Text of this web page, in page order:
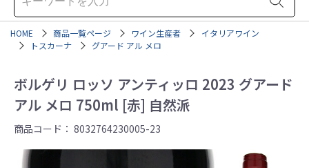
HOME 商品一覧ページ ワイン生産者
イタリアワイン
トスカーナ
グアード アル メロ
ボルゲリ ロッソ アンティッロ 2023 グアード
アル メロ 750ml [赤] 自然派
商品コード： 8032764230005-23